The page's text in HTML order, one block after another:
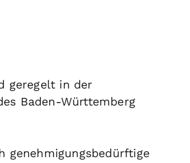
geregelt in der
Baden-Württemberg
genehmigungsbedürftige